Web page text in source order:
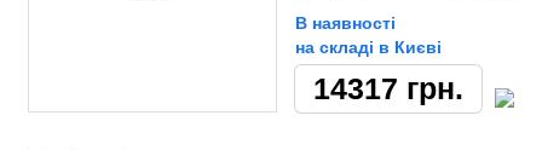
В наявності
на складі в Києві
14317 грн.